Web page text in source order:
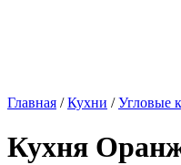
Главная /Кухни /Угловые
Кухня